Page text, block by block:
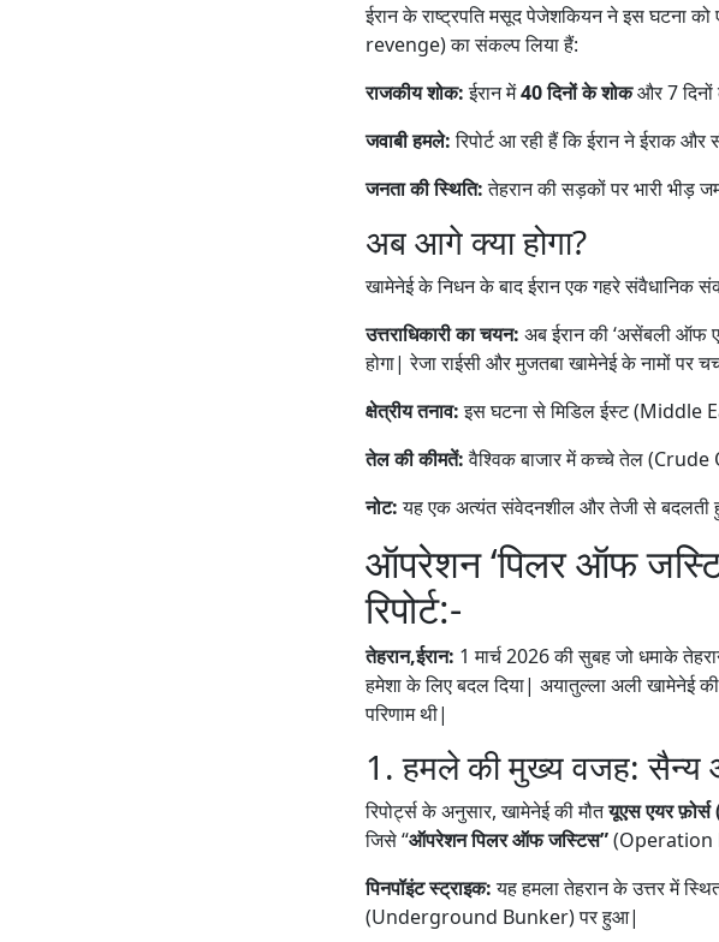
ईरान के राष्ट्रपति मसूद पेजेशकियन ने इस घटना
revenge) का संकल्प लिया हैं:
राजकीय शोक:ईरान में40 दिनों के शोकऔर 7 दिनों
जवाबी हमले:रिपोर्ट आ रही हैं कि ईरान ने ईराक और
जनता की स्थिति:तेहरान की सड़कों पर भारी भीड़
अब आगे क्या होगा?
खामेनेई के निधन के बाद ईरान एक गहरे संवैधानिक
उत्तराधिकारी का चयन: अब ईरान की ‘असेंबली ऑफ
होगा| रेजा राईसी और मुजतबा खामेनेई के नामों पर
क्षेत्रीय तनाव:इस घटना से मिडिल ईस्ट (Middle
तेल की कीमतें:वैश्विक बाजार में कच्चे तेल (Crude
नोट:यह एक अत्यंत संवेदनशील और तेजी से बदलती
ऑपरेशन ‘पिलर ऑफ
रिपोर्ट:-
तेहरान,ईरान: 1 मार्च 2026 की सुबह जो धमाके
हमेशा के लिए बदल दिया| अयातुल्ला अली खामेनेई
परिणाम थी|
1. हमले की मुख्य वजह:
रिपोर्ट्स के अनुसार, खामेनेई की मौतयूएस एयर
जिसे “ऑपरेशन पिलर ऑफ जस्टिस”(Operation
पिनपॉइंट स्ट्राइक:यह हमला तेहरान के उत्तर में
(Underground Bunker) पर हुआ|